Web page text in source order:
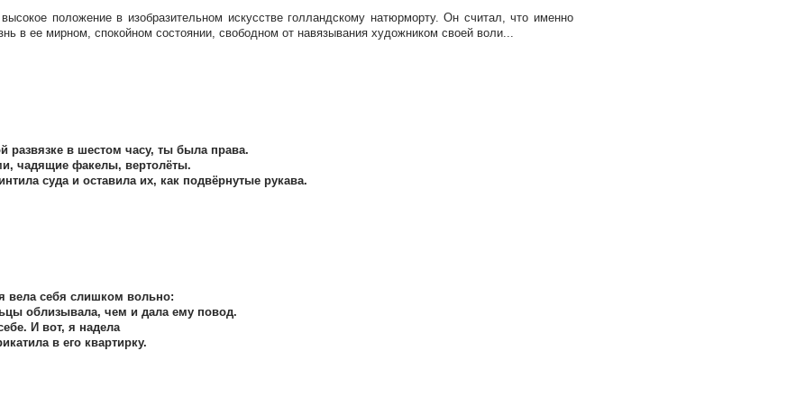
положение в изобразительном искусстве голландскому натюрморту. Он считал, что именно
в ее мирном, спокойном состоянии, свободном от навязывания художником своей воли...
развязке в шестом часу, ты была права.
чадящие факелы, вертолёты.
суда и оставила их, как подвёрнутые рукава.
вела себя слишком вольно:
облизывала, чем и дала ему повод.
И вот, я надела
в его квартирку.